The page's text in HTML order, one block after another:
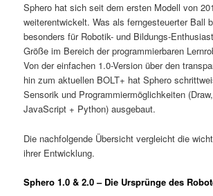
Sphero hat sich seit dem ersten Modell von
weiterentwickelt. Was als ferngesteuerter Ball
besonders für Robotik- und Bildungs-
Größe im Bereich der programmierbaren
Von der einfachen 1.0-Version über den
hin zum aktuellen BOLT+ hat Sphero
Sensorik und Programmiermöglichkeiten
JavaScript + Python) ausgebaut.
Die nachfolgende Übersicht vergleicht die
ihrer Entwicklung.
Sphero 1.0 & 2.0 – Die Ursprünge des